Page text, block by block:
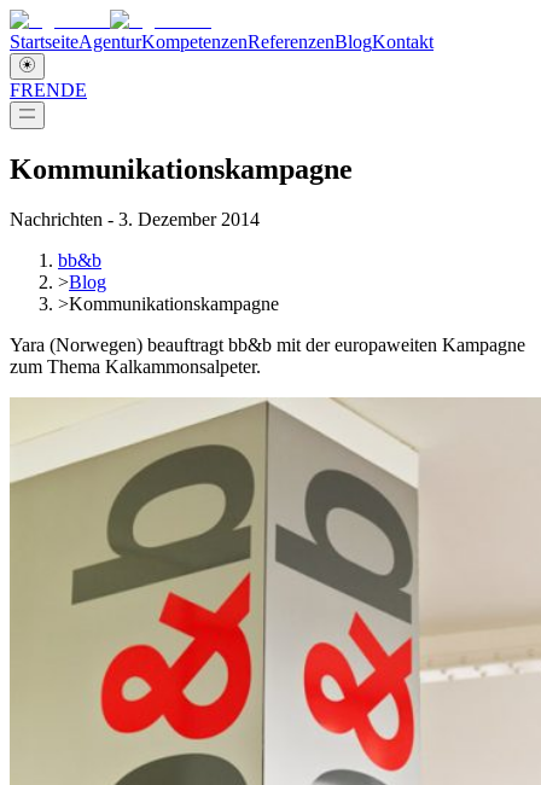
StartseiteAgenturKompetenzenReferenzenBlogKontakt
FRENDE
Kommunikationskampagne
Nachrichten - 3. Dezember 2014
bb&b
>Blog
>Kommunikationskampagne
Yara (Norwegen) beauftragt bb&b mit der europaweiten Kampagne
zum Thema Kalkammonsalpeter.